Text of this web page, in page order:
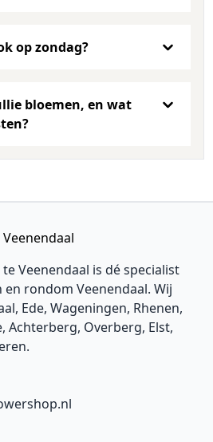
op zondag?
bloemen, en wat
Veenendaal is dé specialist
rondom Veenendaal. Wij
Ede, Wageningen, Rhenen,
Achterberg, Overberg, Elst,